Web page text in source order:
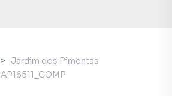
Jardim dos Pimentas
AP16511_COMP